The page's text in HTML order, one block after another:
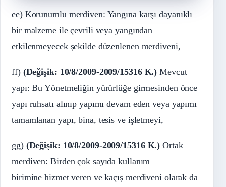
ee) Korunumlu merdiven: Yangına karşı dayanıklı
bir malzeme ile çevrili veya yangından
etkilenmeyecek şekilde düzenlenen merdiveni,
ff) (Değişik: 10/8/2009-2009/15316 K.) Mevcut
yapı: Bu Yönetmeliğin yürürlüğe girmesinden önce
yapı ruhsatı alınıp yapımı devam eden veya yapımı
tamamlanan yapı, bina, tesis ve işletmeyi,
gg) (Değişik: 10/8/2009-2009/15316 K.) Ortak
merdiven: Birden çok sayıda kullanım
birimine hizmet veren ve kaçış merdiveni olarak da